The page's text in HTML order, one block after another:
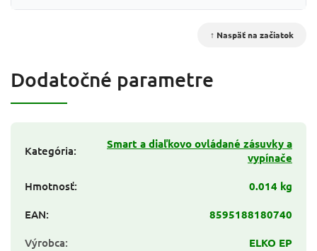
↑ Naspäť na začiatok
Dodatočné parametre
Kategória:
Smart a diaľkovo ovládané zásuvky a
vypínače
Hmotnosť:
0.014 kg
EAN:
8595188180740
Výrobca: ELKO EP